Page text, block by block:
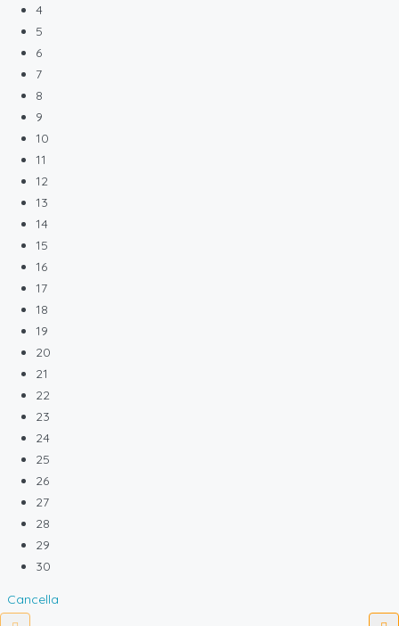
4
5
6
7
8
9
10
11
12
13
14
15
16
17
18
19
20
21
22
23
24
25
26
27
28
29
30
Cancella